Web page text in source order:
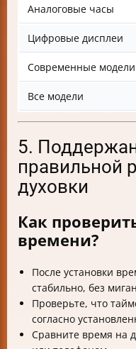
Аналоговые часы
Цифровые дисплеи
Современные модели
Все модели
5.
правильной
духовки
Как
времени?
После установки
стабильно, без
Проверьте, что
согласно
Сравните время на